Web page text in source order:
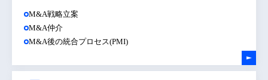
M&A戦略立案
M&A仲介
M&A後の統合プロセス(PMI)